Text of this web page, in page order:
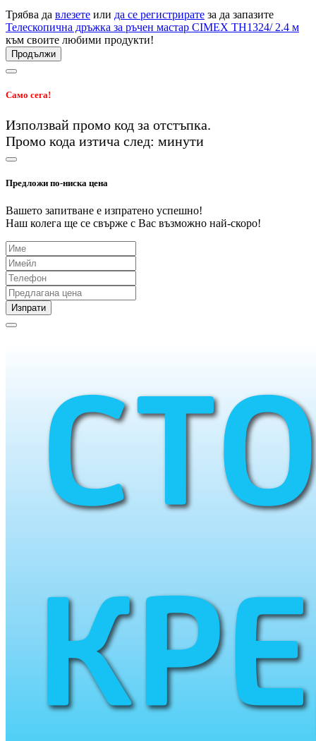
Трябва да влезете или да се регистрирате за да запазите
Телескопична дръжка за ръчен мастар CIMEX TH1324/ 2.4 м
към своите любими продукти!
Продължи
Само сега!
Използвай промо код за отстъпка.
Промо кода изтича след: минути
Предложи по-ниска цена
Вашето запитване е изпратено успешно!
Наш колега ще се свърже с Вас възможно най-скоро!
Изпрати